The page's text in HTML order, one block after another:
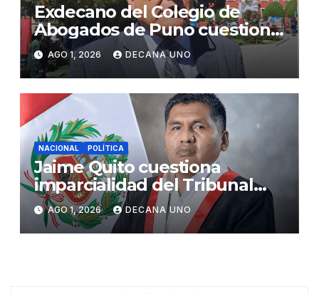
Exdecano del Colegio de
Abogados de Puno cuestiona
propuestas sobre seguridad
ciudadana
AGO 1, 2026 DECANA UNO
NACIONAL POLÍTICA
Jaime Quito cuestiona
imparcialidad del Tribunal
Constitucional tras liberación
de Ollanta Humala
AGO 1, 2026 DECANA UNO